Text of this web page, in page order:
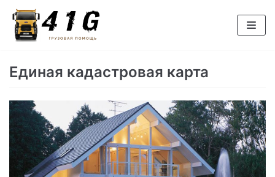
Перейти
к
Единая кадастровая карта